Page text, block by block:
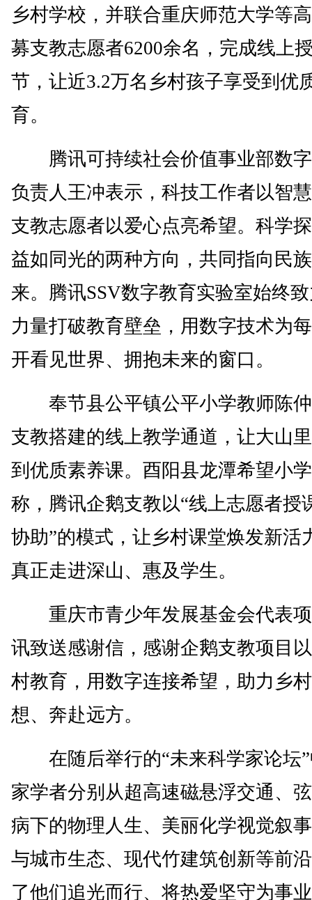
乡村学校，并联合重庆师范大学等
募支教志愿者6200余名，完成线上
节，让近3.2万名乡村孩子享受到优
育。
腾讯可持续社会价值事业部数字
负责人王冲表示，科技工作者以智
支教志愿者以爱心点亮希望。科学
益如同光的两种方向，共同指向民
来。腾讯SSV数字教育实验室始终
力量打破教育壁垒，用数字技术为
开看见世界、拥抱未来的窗口。
奉节县公平镇公平小学教师陈仲
支教搭建的线上教学通道，让大山
到优质素养课。酉阳县龙潭希望小
称，腾讯企鹅支教以“线上志愿者授
协助”的模式，让乡村课堂焕发新活
真正走进深山、惠及学生。
重庆市青少年发展基金会代表项
讯致送感谢信，感谢企鹅支教项目
村教育，用数字连接希望，助力乡
想、奔赴远方。
在随后举行的“未来科学家论坛”
家学者分别从超高速磁悬浮交通、
病下的物理人生、美丽化学视觉叙
与城市生态、现代竹建筑创新等前
了他们追光而行、将热爱坚守为事